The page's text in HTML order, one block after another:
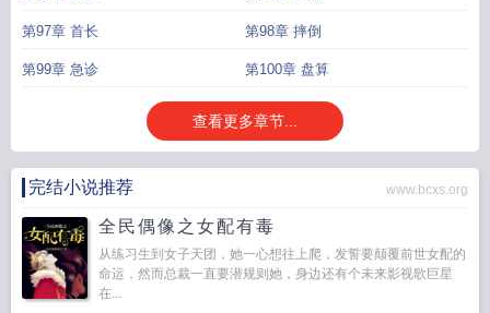
第97章 首长 第98章 摔倒
第99章 急诊 第100章 盘算
查看更多章节...
完结小说推荐 www.bcxs.org
全民偶像之女配有毒
从练习生到女子天团，她一心想往上爬，发誓要颠覆前世女配的
命运，然而总裁一直要潜规则她，身边还有个未来影视歌巨星
在...